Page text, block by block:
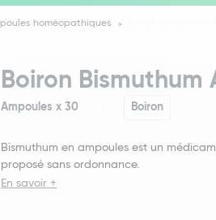
homéopathiques
Boiron Bismuthum
Ampoules x 30 Boiron
Bismuthum en ampoules est un
proposé sans ordonnance.
En savoir +